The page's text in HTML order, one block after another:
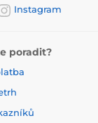
Instagram
poradit?